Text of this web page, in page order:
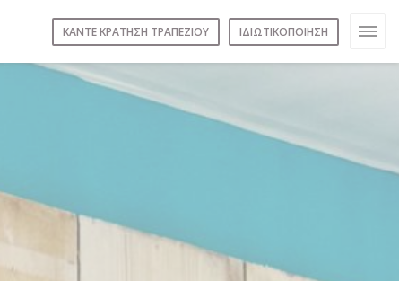
ΚΆΝΤΕ ΚΡΆΤΗΣΗ ΤΡΑΠΕΖΙΟΎ ΙΔΙΩΤΙΚΟΠΟΊΗΣΗ